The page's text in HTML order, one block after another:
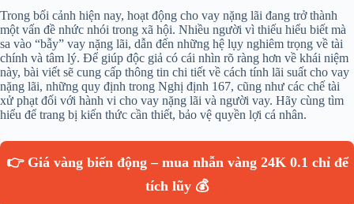
Trong bối cảnh hiện nay, hoạt động cho vay nặng lãi đang trở thành
một vấn đề nhức nhói trong xã hội. Nhiều người vì thiếu hiểu biết mà
sa vào “bẫy” vay nặng lãi, dẫn đến những hệ lụy nghiêm trọng về tài
chính và tâm lý. Để giúp độc giả có cái nhìn rõ ràng hơn về khái niệm
này, bài viết sẽ cung cấp thông tin chi tiết về cách tính lãi suất cho vay
nặng lãi, những quy định trong Nghị định 167, cũng như các chế tài
xử phạt đối với hành vi cho vay nặng lãi và người vay. Hãy cùng tìm
hiểu để trang bị kiến thức cần thiết, bảo vệ quyền lợi cá nhân.
👉 Giá vàng biến động – mua nhẫn vàng 24K 0.1 chỉ để
tích lũy 💰